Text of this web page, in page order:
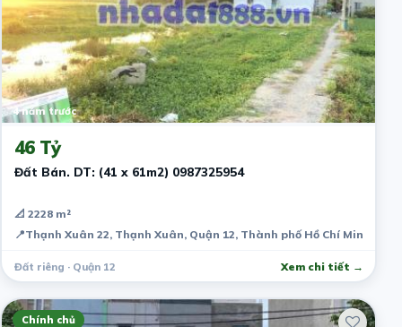
4 năm trước
46 Tỷ
Đất Bán. DT: (41 x 61m2) 0987325954
📐 2228 m²
📍Thạnh Xuân 22, Thạnh Xuân, Quận 12, Thành phố Hồ Chí Minh,
Đất riêng · Quận 12 Xem chi tiết →
Chính chủ